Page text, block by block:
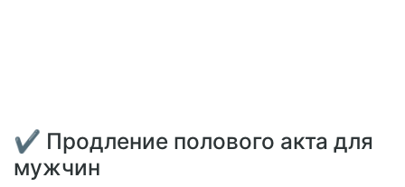
✔ Продление полового акта для
мужчин